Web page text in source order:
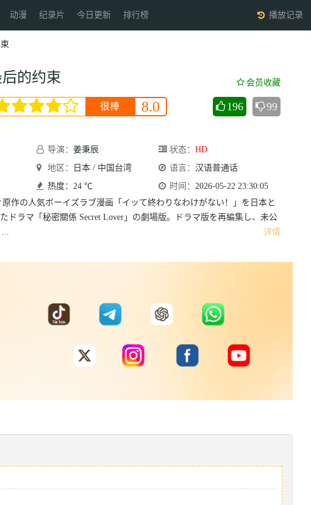
动漫 纪录片 今日更新 排行榜 播放记录
的约束 会员收藏
很棒 8.0 196 99
导演： 姜秉辰 状态： HD
地区： 日本 / 中国台湾 语言： 汉语普通话
热度：24 ℃ 时间： 2026-05-22 23:30:05
详情
原作の人気ボーイズラブ漫画「イッて終わりなわけがない！」を日本と
ドラマ「秘密關係 Secret Lover」の劇場版。ドラマ版を再編集し、未公
...